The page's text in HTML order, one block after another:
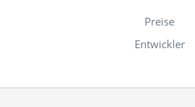
Preise
Entwickler